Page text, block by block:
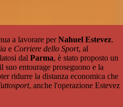
a lavorare perNahuel Estevez.
e Corriere dello Sport, al
dal Parma, è stato proposto un
suo entourage proseguono e la
ridurre la distanza economica che
, anche l'operazione Estevez